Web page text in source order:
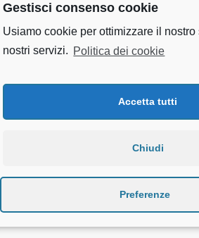
Gestisci consenso cookie
Usiamo cookie per ottimizzare il nostro
nostri servizi. Politica dei cookie
Accetta tutti
Chiudi
Preferenze
Useful links